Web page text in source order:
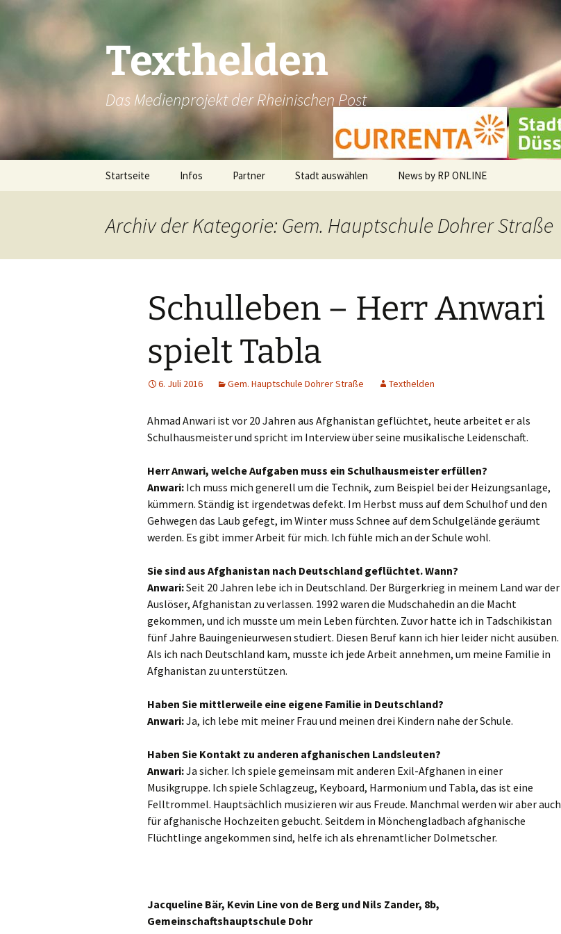
Texthelden
Das Medienprojekt der Rheinischen Post
Startseite Infos Partner Stadt auswählen
Brüggen
Dormagen
Düsseldorf
Erkelenz
Erkrath
Goch
Grevenbroich
Hamminkeln
Hilden
Hückelhoven
Hückeswagen
Kalkar
News by RP ONLINE
Archiv der Kategorie: Gem. Hauptschule Dohrer Straße
Schulleben – Herr Anwari
spielt Tabla
6. Juli 2016 Gem. Hauptschule Dohrer Straße Texthelden
Ahmad Anwari ist vor 20 Jahren aus Afghanistan geflüchtet, heute arbeitet er als
Schulhausmeister und spricht im Interview über seine musikalische Leidenschaft.
Herr Anwari, welche Aufgaben muss ein Schulhausmeister erfüllen?
Anwari: Ich muss mich generell um die Technik, zum Beispiel bei der Heizungsanlage,
kümmern. Ständig ist irgendetwas defekt. Im Herbst muss auf dem Schulhof und den
Gehwegen das Laub gefegt, im Winter muss Schnee auf dem Schulgelände geräumt
werden. Es gibt immer Arbeit für mich. Ich fühle mich an der Schule wohl.
Sie sind aus Afghanistan nach Deutschland geflüchtet. Wann?
Anwari:Seit 20 Jahren lebe ich in Deutschland. Der Bürgerkrieg in meinem Land war der
Auslöser, Afghanistan zu verlassen. 1992 waren die Mudschahedin an die Macht
gekommen, und ich musste um mein Leben fürchten. Zuvor hatte ich in Tadschikistan
fünf Jahre Bauingenieurwesen studiert. Diesen Beruf kann ich hier leider nicht ausüben.
Als ich nach Deutschland kam, musste ich jede Arbeit annehmen, um meine Familie in
Afghanistan zu unterstützen.
Haben Sie mittlerweile eine eigene Familie in Deutschland?
Anwari:Ja, ich lebe mit meiner Frau und meinen drei Kindern nahe der Schule.
Haben Sie Kontakt zu anderen afghanischen Landsleuten?
Anwari:Ja sicher. Ich spiele gemeinsam mit anderen Exil-Afghanen in einer
Musikgruppe. Ich spiele Schlagzeug, Keyboard, Harmonium und Tabla, das ist eine
Felltrommel. Hauptsächlich musizieren wir aus Freude. Manchmal werden wir aber auch
für afghanische Hochzeiten gebucht. Seitdem in Mönchengladbach afghanische
Flüchtlinge angekommen sind, helfe ich als ehrenamtlicher Dolmetscher.
Jacqueline Bär, Kevin Line von de Berg und Nils Zander, 8b,
Gemeinschaftshauptschule Dohr